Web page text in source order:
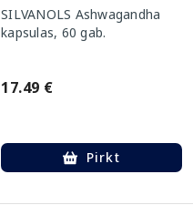
SILVANOLS Ashwagandha
kapsulas, 60 gab.
17.49 €
Pirkt